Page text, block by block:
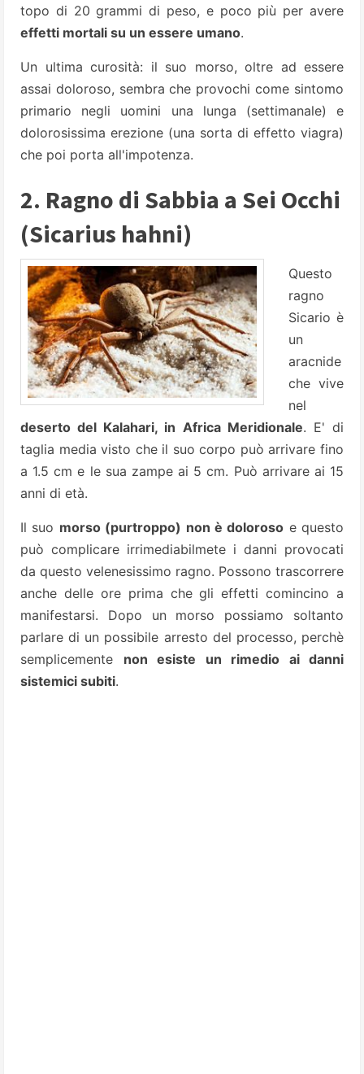
topo di 20 grammi di peso, e poco più per avere
effetti mortali su un essere umano.
Un ultima curosità: il suo morso, oltre ad essere
assai doloroso, sembra che provochi come sintomo
primario negli uomini una lunga (settimanale) e
dolorosissima erezione (una sorta di effetto viagra)
che poi porta all'impotenza.
2. Ragno di Sabbia a Sei Occhi
(Sicarius hahni)
Questo
ragno
Sicario è
un
aracnide
che vive
nel
deserto del Kalahari, in Africa Meridionale. E' di
taglia media visto che il suo corpo può arrivare fino
a 1.5 cm e le sua zampe ai 5 cm. Può arrivare ai 15
anni di età.
Il suo morso (purtroppo) non è doloroso e questo
può complicare irrimediabilmete i danni provocati
da questo velenesissimo ragno. Possono trascorrere
anche delle ore prima che gli effetti comincino a
manifestarsi. Dopo un morso possiamo soltanto
parlare di un possibile arresto del processo, perchè
semplicemente non esiste un rimedio ai danni
sistemici subiti.